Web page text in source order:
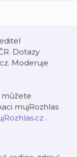
Dotazy
Moderuje
můžete
mujRozhlas
.